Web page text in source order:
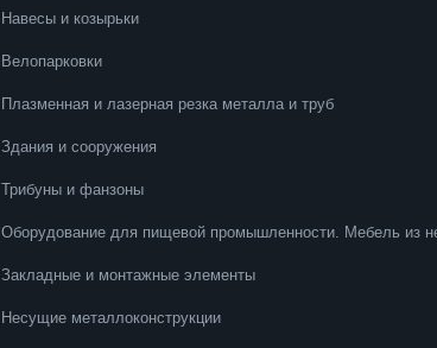
Навесы и козырьки
Велопарковки
Плазменная и лазерная резка металла и труб
Здания и сооружения
Трибуны и фанзоны
Оборудование для пищевой промышленности. Мебель из
Закладные и монтажные элементы
Несущие металлоконструкции